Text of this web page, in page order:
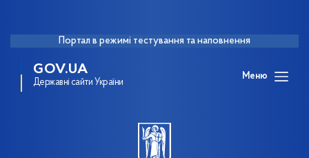
Портал в режимі тестування та наповнення
GOV.UA
Державні сайти України
Меню